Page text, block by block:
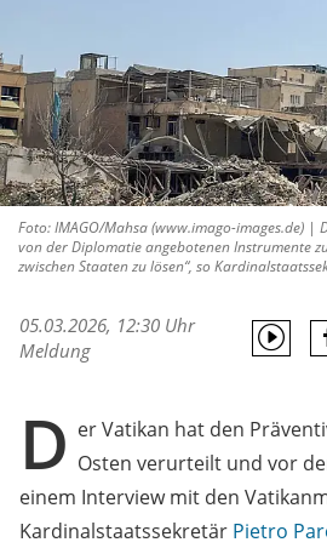
Foto: IMAGO/Mahsa (www.imago-images.de) |
von der Diplomatie angebotenen Instrumente
zwischen Staaten zu lösen“, so
05.03.2026, 12:30 Uhr
Meldung
D er Vatikan hat den
Osten verurteilt und vor
einem Interview mit den
Kardinalstaatssekretär Pietro